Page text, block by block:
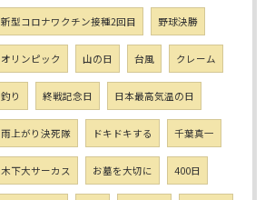
新型コロナワクチン接種2回目 野球決勝
オリンピック 山の日 台風 クレーム
釣り 終戦記念日 日本最高気温の日
雨上がり決死隊 ドキドキする 千葉真一
木下大サーカス お墓を大切に 400日